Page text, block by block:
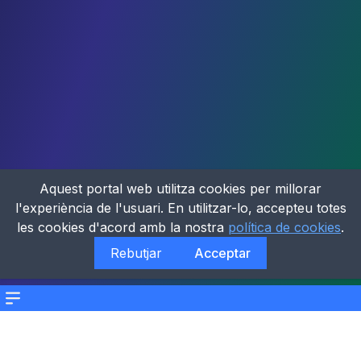
Menu
Aquest portal web utilitza cookies per millorar
l'experiència de l'usuari. En utilitzar-lo, accepteu totes
les cookies d'acord amb la nostra política de cookies.
Rebutjar
Acceptar